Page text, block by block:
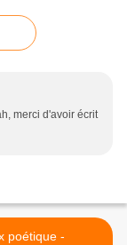
merci d'avoir écrit
poétique -